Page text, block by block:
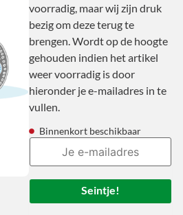
voorradig, maar wij zijn druk
bezig om deze terug te
brengen. Wordt op de hoogte
gehouden indien het artikel
weer voorradig is door
hieronder je e-mailadres in te
vullen.
Binnenkort beschikbaar
Seintje!